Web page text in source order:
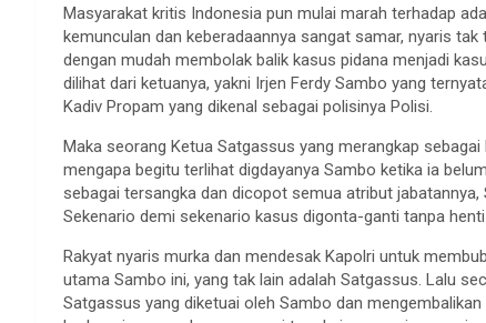
Masyarakat kritis Indonesia pun mulai marah terhadap
kemunculan dan keberadaannya sangat samar, nyaris
dengan mudah membolak balik kasus pidana menjadi
dilihat dari ketuanya, yakni Irjen Ferdy Sambo yang
Kadiv Propam yang dikenal sebagai polisinya Polisi.
Maka seorang Ketua Satgassus yang merangkap
mengapa begitu terlihat digdayanya Sambo ketika ia
sebagai tersangka dan dicopot semua atribut
Sekenario demi sekenario kasus digonta-ganti tanpa
Rakyat nyaris murka dan mendesak Kapolri untuk
utama Sambo ini, yang tak lain adalah Satgassus. Lalu
Satgassus yang diketuai oleh Sambo dan